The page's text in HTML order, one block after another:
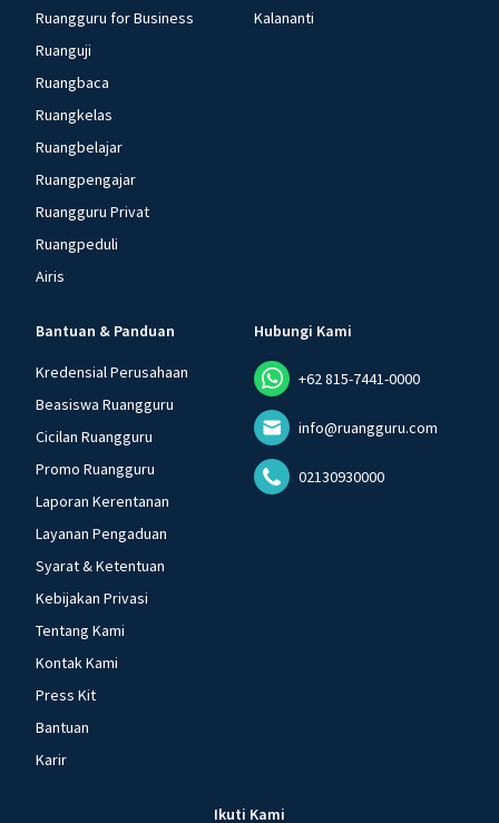
Ruangguru for Business
Ruanguji
Ruangbaca
Ruangkelas
Ruangbelajar
Ruangpengajar
Ruangguru Privat
Ruangpeduli
Airis
Kalananti
Bantuan & Panduan
Kredensial Perusahaan
Beasiswa Ruangguru
Cicilan Ruangguru
Promo Ruangguru
Laporan Kerentanan
Layanan Pengaduan
Syarat & Ketentuan
Kebijakan Privasi
Tentang Kami
Kontak Kami
Press Kit
Bantuan
Karir
Hubungi Kami
+62 815-7441-0000
info@ruangguru.com
02130930000
Ikuti Kami